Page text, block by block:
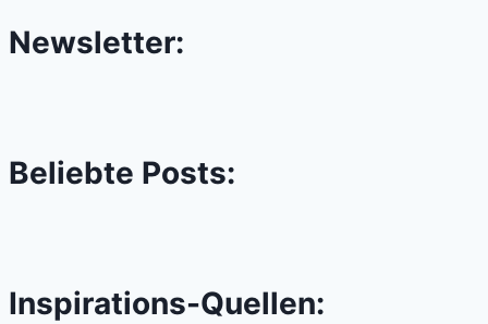
Newsletter:
Beliebte Posts:
Inspirations-Quellen: